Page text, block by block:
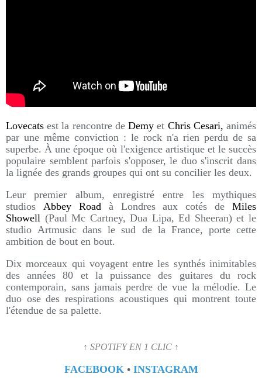
Lovecats est la rencontre deDemyet Chris Cesari, animés
par une même conviction : le rock n'a rien perdu de sa
superbe. À une époque où l'exigence artistique et le succès
populaire semblent parfois s'opposer, le duo s'inscrit dans
la lignée des grands groupes qui ont su concilier les deux.
Leur premier album, enregistré entre les mythiques
studios Abbey Roadà Londres aux cotés de Miles
Showell (Paul Mc Cartney, Dua Lipa, Ed Sheeran) et le
studio Artmusic dans le sud de la France, porte cette
ambition de bout en bout.
Dix morceaux qui voyagent entre les synthés inimitables
des années 80 et la puissance des guitares du rock
contemporain, sans jamais perdre de vue la mélodie. Le
duo ose des respirations acoustiques qui montrent toute
l'étendue de sa palette.
↑ SPOTIFY EN 1 CLIC ↑
FACEBOOK• INSTAGRAM